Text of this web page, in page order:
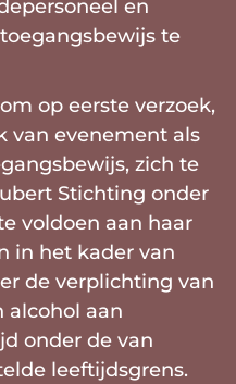
en
te
op eerste verzoek,
van evenement als
zich te
Stichting onder
voldoen aan haar
in het kader van
de verplichting van
alcohol aan
onder de van
leeftijdsgrens.